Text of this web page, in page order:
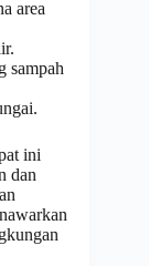
area
sampah
ini
dan